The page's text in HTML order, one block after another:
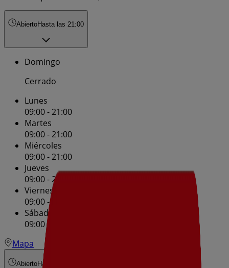
AbiertoHasta las 21:00
Domingo
Cerrado
Lunes
09:00 - 21:00
Martes
09:00 - 21:00
Miércoles
09:00 - 21:00
Jueves
09:00 - 21:00
Viernes
09:00 - 21:00
Sábado
09:00 - 21:00
Mapa
AbiertoHasta las 21:00